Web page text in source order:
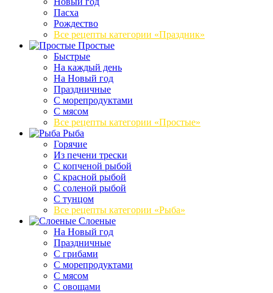
Пасха
Рождество
Все рецепты категории «Праздник»
Простые
Быстрые
На каждый день
На Новый год
Праздничные
С морепродуктами
С мясом
Все рецепты категории «Простые»
Рыба
Горячие
Из печени трески
С копченой рыбой
С красной рыбой
С соленой рыбой
С тунцом
Все рецепты категории «Рыба»
Слоеные
На Новый год
Праздничные
С грибами
С морепродуктами
С мясом
С овощами